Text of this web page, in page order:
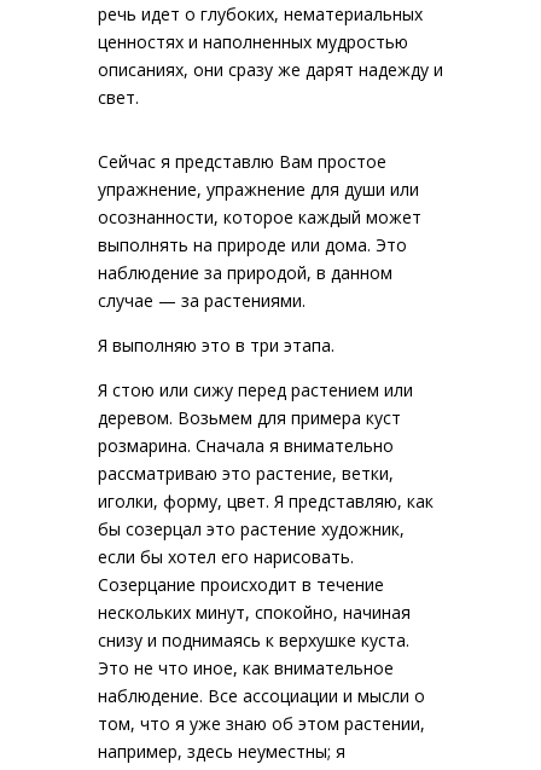
речь идет о глубоких, нематериальных
ценностях и наполненных мудростью
описаниях, они сразу же дарят надежду и
свет.
Сейчас я представлю Вам простое
упражнение, упражнение для души или
осознанности, которое каждый может
выполнять на природе или дома. Это
наблюдение за природой, в данном
случае — за растениями.
Я выполняю это в три этапа.
Я стою или сижу перед растением или
деревом. Возьмем для примера куст
розмарина. Сначала я внимательно
рассматриваю это растение, ветки,
иголки, форму, цвет. Я представляю, как
бы созерцал это растение художник,
если бы хотел его нарисовать.
Созерцание происходит в течение
нескольких минут, спокойно, начиная
снизу и поднимаясь к верхушке куста.
Это не что иное, как внимательное
наблюдение. Все ассоциации и мысли о
том, что я уже знаю об этом растении,
например, здесь неуместны; я